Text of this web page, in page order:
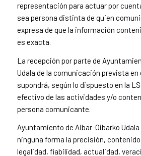
representación para actuar por
sea persona distinta de quien
expresa de que la información
es exacta.
La recepción por parte de
Udala de la comunicación prevista en
supondrá, según lo dispuesto en la
efectivo de las actividades y/o
persona comunicante.
Ayuntamiento de Aibar-Oibarko
ninguna forma la precisión,
legalidad, fiabilidad, actualidad,